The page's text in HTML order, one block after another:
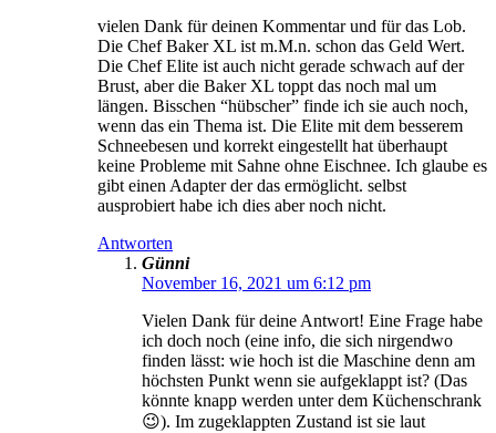
vielen Dank für deinen Kommentar und für das Lob.
Die Chef Baker XL ist m.M.n. schon das Geld Wert.
Die Chef Elite ist auch nicht gerade schwach auf der
Brust, aber die Baker XL toppt das noch mal um
längen. Bisschen “hübscher” finde ich sie auch noch,
wenn das ein Thema ist. Die Elite mit dem besserem
Schneebesen und korrekt eingestellt hat überhaupt
keine Probleme mit Sahne ohne Eischnee. Ich glaube es
gibt einen Adapter der das ermöglicht. selbst
ausprobiert habe ich dies aber noch nicht.
Antworten
Günni
November 16, 2021 um 6:12 pm
Vielen Dank für deine Antwort! Eine Frage habe
ich doch noch (eine info, die sich nirgendwo
finden lässt: wie hoch ist die Maschine denn am
höchsten Punkt wenn sie aufgeklappt ist? (Das
könnte knapp werden unter dem Küchenschrank
😉). Im zugeklappten Zustand ist sie laut